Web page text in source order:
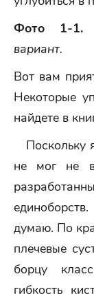
Фото 1-1.
вариант.
Вот вам
Некоторые
найдете в
Поскольку
не мог не
думаю. По
плечевые
борцу
гибкость